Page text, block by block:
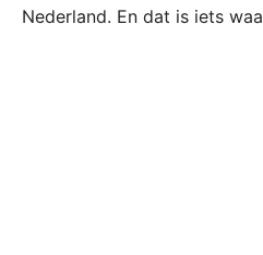
Nederland. En dat is iets